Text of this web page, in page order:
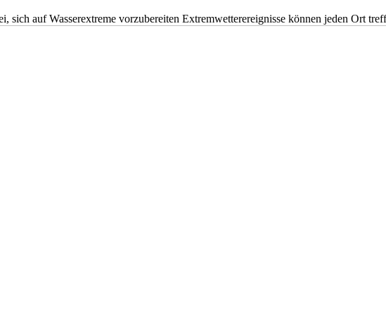
sich auf Wasserextreme vorzubereiten Extremwetterereignisse können jeden Ort